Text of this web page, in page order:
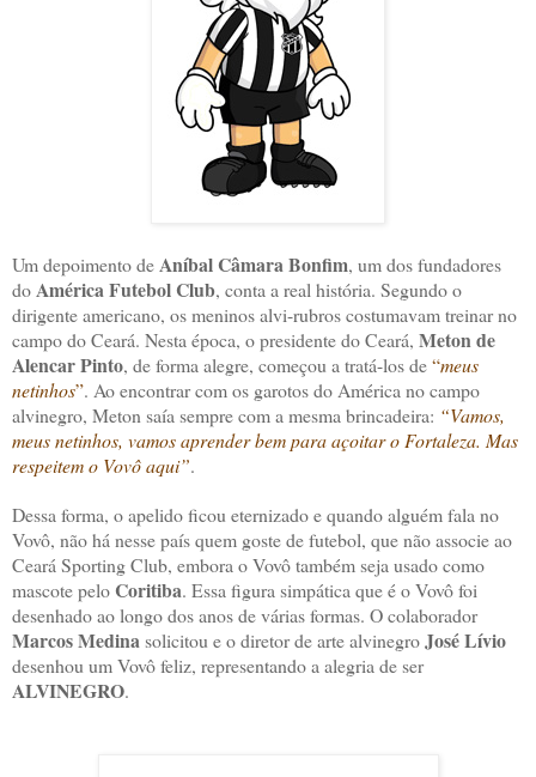
Um depoimento de Aníbal Câmara Bonfim, um dos fundadores
do América Futebol Club, conta a real história. Segundo o
dirigente americano, os meninos alvi-rubros costumavam treinar no
campo do Ceará. Nesta época, o presidente do Ceará, Meton de
Alencar Pinto, de forma alegre, começou a tratá-los de“meus
netinhos”. Ao encontrar com os garotos do América no campo
alvinegro, Meton saía sempre com a mesma brincadeira: “Vamos,
meus netinhos, vamos aprender bem para açoitar o Fortaleza. Mas
respeitem o Vovô aqui”.
Dessa forma, o apelido ficou eternizado e quando alguém fala no
Vovô, não há nesse país quem goste de futebol, que não associe ao
Ceará Sporting Club, embora o Vovô também seja usado como
mascote peloCoritiba. Essa figura simpática que é o Vovô foi
desenhado ao longo dos anos de várias formas. O colaborador
Marcos Medina solicitou e o diretor de arte alvinegroJosé Lívio
desenhou um Vovô feliz, representando a alegria de ser
ALVINEGRO.